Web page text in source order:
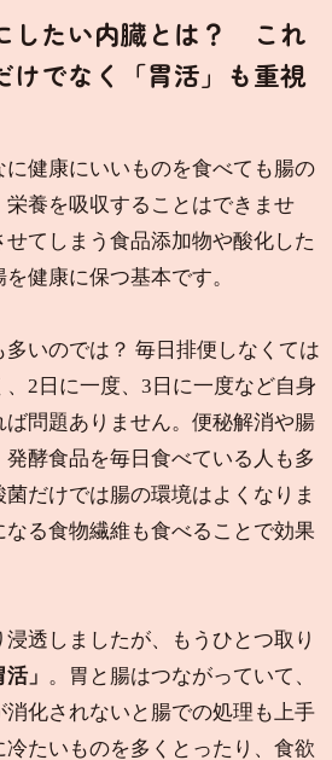
したい内臓とは？ これ
けでなく「胃活」も重視
健康にいいものを食べても腸の
養を吸収することはできませ
てしまう食品添加物や酸化した
健康に保つ基本です。
多いのでは？ 毎日排便しなくては
2日に一度、3日に一度など自身
問題ありません。便秘解消や腸
酵食品を毎日食べている人も多
だけでは腸の環境はよくなりま
る食物繊維も食べることで効果
透しましたが、もうひとつ取り
」 。胃と腸はつながっていて、
消化されないと腸での処理も上手
たいものを多くとったり、食欲